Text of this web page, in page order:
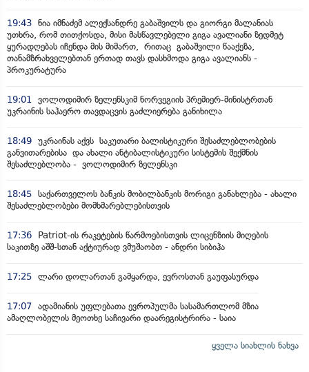
19:43 ნია იმნაძემ ალექსანდრე გაბაშვილს და გიორგი მალანიას
უთხრა, რომ თითქოსდა, მისი მასწავლებელი გიგა ავალიანი ზედმეტ
ყურადღებას იჩენდა მის მიმართ, რითაც გაბაშვილი წააქეზა,
თანამზრახველებთან ერთად თავს დასხმოდა გიგა ავალიანს -
პროკურატურა
19:01
ვოლოდიმირ ზელენსკიმ ნორვეგიის პრემიერ-მინისტრთან
უკრაინის საჰაერო თავდაცვის გაძლიერება განიხილა
18:49 უკრაინას აქვს საკუთარი ბალისტიკური შესაძლებლობების
განვითარებისა და ახალი ანტიბალისტიკური სისტემის შექმნის
შესაძლებლობა - ვოლოდიმირ ზელენსკი
18:45 საქართველოს ბანკის მობილბანკის მორიგი განახლება - ახალი
შესაძლებლობები მომხმარებლებისთვის
17:36
Patriot-ის რაკეტების წარმოებისთვის ლიცენზიის მიღების
საკითზე აშშ-სთან აქტიურად ვმუშაობთ - ანდრი სიბიჰა
17:25 ლარი დოლართან გამყარდა, ევროსთან გაუფასურდა
17:07 ადამიანის უფლებათა ევროპულმა სასამართლომ მზია
ამაღლობელის მეოთხე საჩივარი დაარეგისტრირა - საია
ყველა სიახლის ნახვა